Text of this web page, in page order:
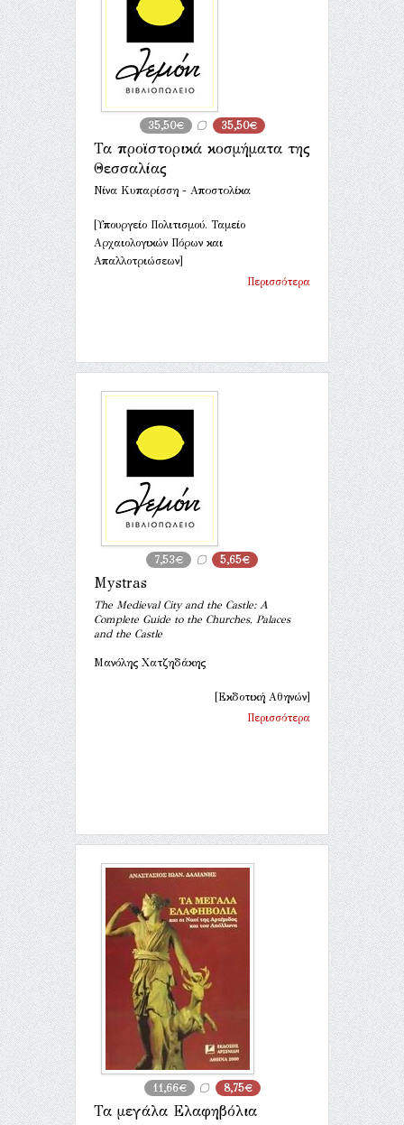
35,50€ 35,50€
Τα προϊστορικά κοσμήματα της
Θεσσαλίας
Νίνα Κυπαρίσση - Αποστολίκα
[Υπουργείο Πολιτισμού. Ταμείο
Αρχαιολογικών Πόρων και
Απαλλοτριώσεων]
Περισσότερα
7,53€ 5,65€
Mystras
The Medieval City and the Castle: A
Complete Guide to the Churches, Palaces
and the Castle
Μανόλης Χατζηδάκης
[Εκδοτική Αθηνών]
Περισσότερα
11,66€ 8,75€
Τα μεγάλα Ελαφηβόλια